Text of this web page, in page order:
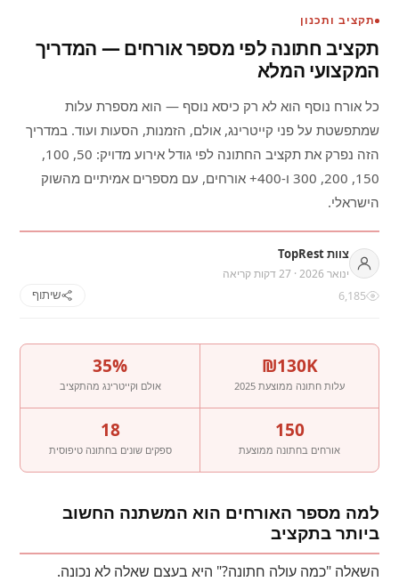
תקציב ותכנון
תקציב חתונה לפי מספר אורחים — המדריך
המקצועי המלא
כל אורח נוסף הוא לא רק כיסא נוסף — הוא מספרת עלות
שמתפשטת על פני קייטרינג, אולם, הזמנות, הסעות ועוד. במדריך
הזה נפרק את תקציב החתונה לפי גודל אירוע מדויק: 50, 100,
150, 200, 300 ו-400+ אורחים, עם מספרים אמיתיים מהשוק
הישראלי.
צוות TopRest
ינואר 2026 · 27 דקות קריאה
6,185
שיתוף
₪130K
עלות חתונה ממוצעת 2025
35%
אולם וקייטרינג מהתקציב
150
אורחים בחתונה ממוצעת
18
ספקים שונים בחתונה טיפוסית
למה מספר האורחים הוא המשתנה החשוב
ביותר בתקציב
השאלה "כמה עולה חתונה?" היא בעצם שאלה לא נכונה.